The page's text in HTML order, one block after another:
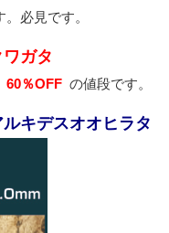
必見です。
ガタ
％OFF の値段です。
ルキデスオオヒラタ